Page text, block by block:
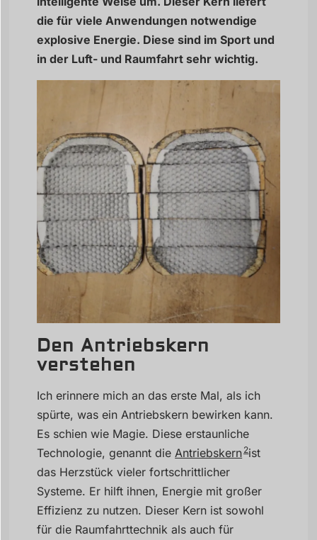
die für viele Anwendungen notwendige
explosive Energie. Diese sind im Sport und
in der Luft- und Raumfahrt sehr wichtig.
Den Antriebskern
verstehen
Ich erinnere mich an das erste Mal, als ich
spürte, was ein Antriebskern bewirken kann.
Es schien wie Magie. Diese erstaunliche
Technologie, genannt die Antriebskern 2ist
das Herzstück vieler fortschrittlicher
Systeme. Er hilft ihnen, Energie mit großer
Effizienz zu nutzen. Dieser Kern ist sowohl
für die Raumfahrttechnik als auch für